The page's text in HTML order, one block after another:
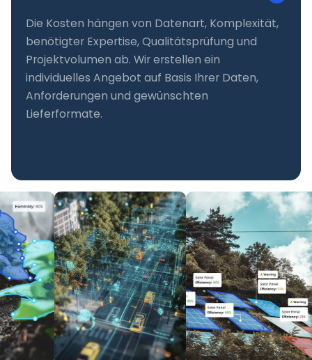
Die Kosten hängen von Datenart, Komplexität,
benötigter Expertise, Qualitätsprüfung und
Projektvolumen ab. Wir erstellen ein
individuelles Angebot auf Basis Ihrer Daten,
Anforderungen und gewünschten
Lieferformate.